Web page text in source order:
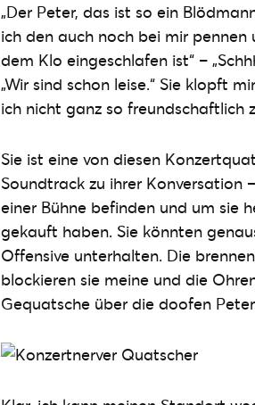
„Der Peter, das ist so ein
ich den auch noch bei mir
dem Klo eingeschlafen ist“ –
„Wir sind schon leise.“ Sie klopft
ich nicht ganz so freundschaftlich
Sie ist eine von diesen
Soundtrack zu ihrer Konversation
einer Bühne befinden und um sie
gekauft haben. Sie könnten
Offensive unterhalten. Die
blockieren sie meine und die
Gequatsche über die doofen